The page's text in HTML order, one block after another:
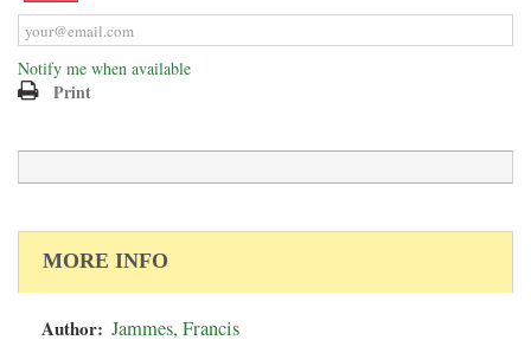
Notify me when available
Print
MORE INFO
Author: Jammes, Francis